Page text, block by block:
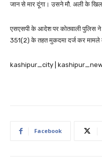
जान से मार दूंगा। उसने मौ. अली के
एसएसपी के आदेश पर कोतवाली पुलिस
351(2) के तहत मुकदमा दर्ज कर मामले
kashipur_city |
Facebook